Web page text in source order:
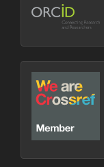
crossref